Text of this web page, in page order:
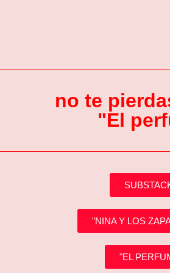
no te
"El
"NINA Y LOS
"EL